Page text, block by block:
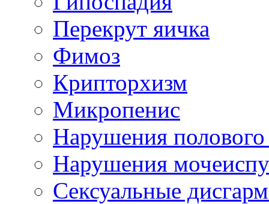
Перекрут яичка
Фимоз
Крипторхизм
Микропенис
Нарушения полового
Нарушения
Сексуальные